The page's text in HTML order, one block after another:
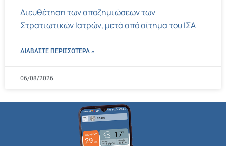
Διευθέτηση των αποζημιώσεων των
Στρατιωτικών Ιατρών, μετά από αίτημα του ΙΣΑ
ΔΙΑΒΑΣΤΕ ΠΕΡΙΣΣΌΤΕΡΑ »
06/08/2026